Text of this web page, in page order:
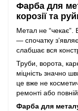
Фарба для
корозії та
Метал не “чекає”.
— спочатку
слабшає вся
Труби, ворота,
міцність значно
це вже не
ремонті або повній
Фарба для